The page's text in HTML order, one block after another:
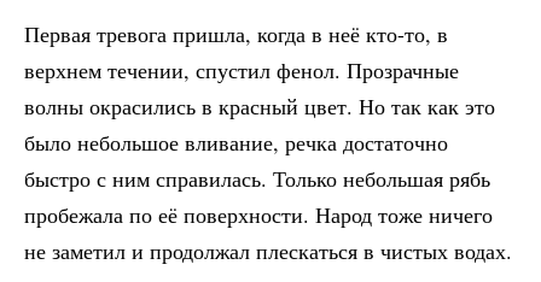
Первая тревога пришла, когда в неё кто-то, в
верхнем течении, спустил фенол. Прозрачные
волны окрасились в красный цвет. Но так как это
было небольшое вливание, речка достаточно
быстро с ним справилась. Только небольшая рябь
пробежала по её поверхности. Народ тоже ничего
не заметил и продолжал плескаться в чистых водах.